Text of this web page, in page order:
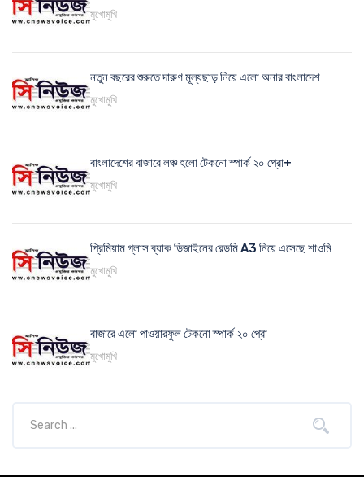
মুখোমুখি
নতুন বছরের শুরুতে দারুণ মূল্যছাড় নিয়ে এলো অনার বাংলাদেশ
মুখোমুখি
বাংলাদেশের বাজারে লঞ্চ হলো টেকনো স্পার্ক ২০ প্রো+
মুখোমুখি
প্রিমিয়াম গ্লাস ব্যাক ডিজাইনের রেডমি A3 নিয়ে এসেছে শাওমি
মুখোমুখি
বাজারে এলো পাওয়ারফুল টেকনো স্পার্ক ২০ প্রো
মুখোমুখি